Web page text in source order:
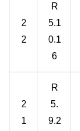
2
2
R
5.1
0.1
6
2
1
R
5.
9.2